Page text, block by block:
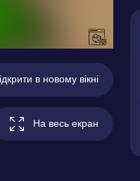
в новому вікні
На весь екран